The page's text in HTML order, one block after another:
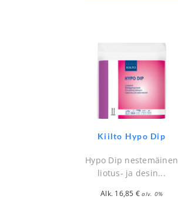
Kiilto Hypo Dip
Hypo Dip nestemäinen
liotus- ja desin...
Alk. 16,85 € alv. 0%